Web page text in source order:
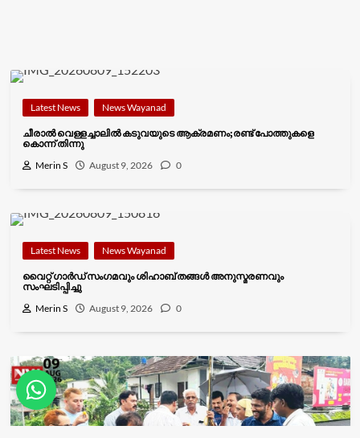
Latest News News Wayanad
ചീരാൽ വെള്ളച്ചാലിൽ കടുവയുടെ ആക്രമണം;രണ്ട് പോത്തുകളെ
കൊന്ന് തിന്നു
Merin S August 9, 2026 0
Latest News News Wayanad
വൈറ്റ് ഗാർഡ് സംഗമവും ശിഹാബ് തങ്ങൾ അനുസ്മരണവും
സംഘടിപ്പിച്ചു
Merin S August 9, 2026 0